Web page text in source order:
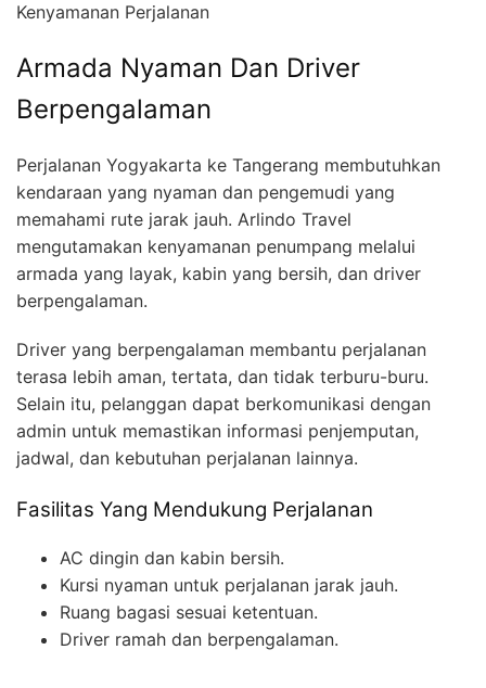
Kenyamanan Perjalanan
Armada Nyaman Dan Driver
Berpengalaman
Perjalanan Yogyakarta ke Tangerang membutuhkan
kendaraan yang nyaman dan pengemudi yang
memahami rute jarak jauh. Arlindo Travel
mengutamakan kenyamanan penumpang melalui
armada yang layak, kabin yang bersih, dan driver
berpengalaman.
Driver yang berpengalaman membantu perjalanan
terasa lebih aman, tertata, dan tidak terburu-buru.
Selain itu, pelanggan dapat berkomunikasi dengan
admin untuk memastikan informasi penjemputan,
jadwal, dan kebutuhan perjalanan lainnya.
Fasilitas Yang Mendukung Perjalanan
AC dingin dan kabin bersih.
Kursi nyaman untuk perjalanan jarak jauh.
Ruang bagasi sesuai ketentuan.
Driver ramah dan berpengalaman.